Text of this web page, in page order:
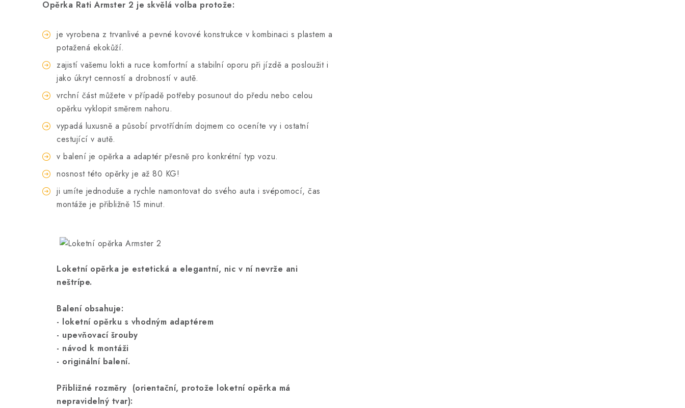
Opěrka Rati Armster 2 je skvělá volba protože:
je vyrobena z trvanlivé a pevné kovové konstrukce v kombinaci s plastem a
potažená ekokůží.
zajistí vašemu lokti a ruce komfortní a stabilní oporu při jízdě a posloužit i
jako úkryt cenností a drobností v autě.
vrchní část můžete v případě potřeby posunout do předu nebo celou
opěrku vyklopit směrem nahoru.
vypadá luxusně a působí prvotřídním dojmem co oceníte vy i ostatní
cestující v autě.
v balení je opěrka a adaptér přesně pro konkrétní typ vozu.
nosnost této opěrky je až 80 KG!
ji umíte jednoduše a rychle namontovat do svého auta i svépomocí, čas
montáže je přibližně 15 minut.
Loketní opěrka je estetická a elegantní, nic v ní nevrže ani
neštrípe.
Balení obsahuje:
- loketní opěrku s vhodným adaptérem
- upevňovací šrouby
- návod k montáži
- originální balení.
Přibližné rozměry (orientační, protože loketní opěrka má
nepravidelný tvar):